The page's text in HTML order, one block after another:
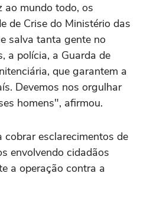
ao mundo todo, os
de Crise do Ministério das
salva tanta gente no
a polícia, a Guarda de
que garantem a
Devemos nos orgulhar
homens", afirmou.
esclarecimentos de
envolvendo cidadãos
a operação contra a